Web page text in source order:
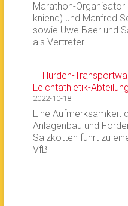
Marathon-
kniend) und Manfred
sowie Uwe Baer und
als Vertreter
Hürden-
Leichtathletik-Abteilung
2022-10-18
Eine Aufmerksamkeit
Anlagenbau und
Salzkotten führt zu
VfB